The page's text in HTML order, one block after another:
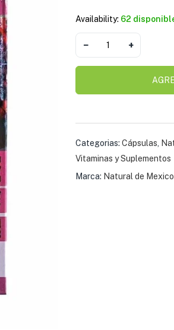
Availability: 62
− +
Categorias: Cápsulas
Vitaminas y Suplementos
Marca: Natural de Mexico